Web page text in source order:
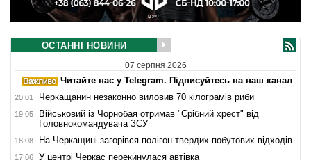
ОСТАННІ НОВИНИ
07 серпня 2026
Читайте нас у Telegram. Підписуйтесь на наш канал
20:01 Черкащанин незаконно виловив 70 кілограмів риби
19:05
Військовий із Чорнобая отримав "Срібний хрест" від
Головнокомандувача ЗСУ
18:08 На Черкащині загорівся полігон твердих побутових відходів
17:06 У центрі Черкас перекинулася автівка